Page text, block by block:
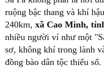
ruộng bậc thang và khí
240km, xã Cao Minh,
nhiều người ví như một
sơ, không khí trong lành
đồng bào dân tộc thiểu số.